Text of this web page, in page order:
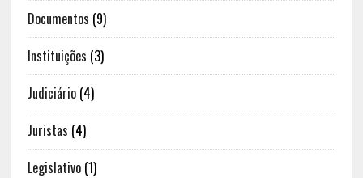
Documentos (9)
Instituições (3)
Judiciário(4)
Juristas (4)
Legislativo(1)